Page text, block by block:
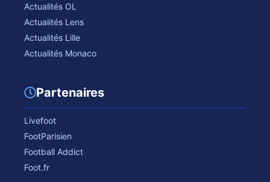
Actualités OL
Actualités Lens
Actualités Lille
Actualités Monaco
Partenaires
Livefoot
FootParisien
Football Addict
Foot.fr